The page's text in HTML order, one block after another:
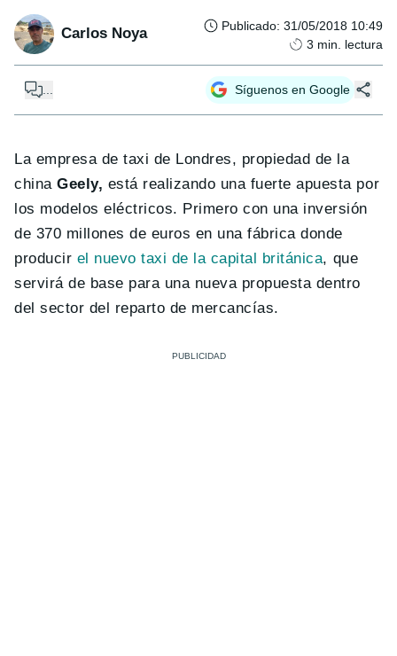
Carlos Noya Publicado: 31/05/2018 10:49
3 min. lectura
Síguenos en Google
La empresa de taxi de Londres, propiedad de la
chinaGeely, está realizando una fuerte apuesta por
los modelos eléctricos. Primero con una inversión
de 370 millones de euros en una fábrica donde
producir el nuevo taxi de la capital británica, que
servirá de base para una nueva propuesta dentro
del sector del reparto de mercancías.